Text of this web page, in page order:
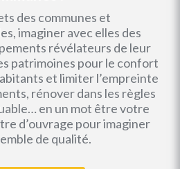
des communes et
imaginer avec elles des
révélateurs de leur
patrimoines pour le confort
et limiter l’empreinte
rénover dans les règles
en un mot être votre
d’ouvrage pour imaginer
de qualité.